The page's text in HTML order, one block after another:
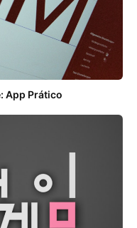
App Prático